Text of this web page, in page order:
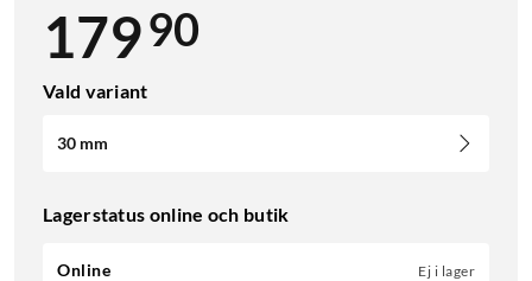
17990
Vald variant
30 mm
Lagerstatus online och butik
Online Ej i lager